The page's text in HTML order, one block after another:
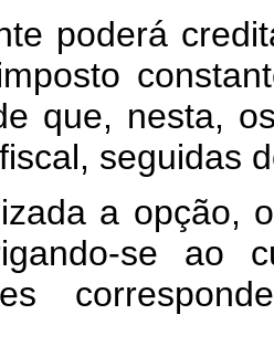
poderá
que, nesta,
seguidas
a opção,
se ao